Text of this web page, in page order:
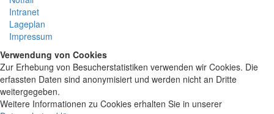
Intranet
Lageplan
Impressum
Verwendung von Cookies
Zur Erhebung von Besucherstatistiken verwenden wir Cookies. Die
erfassten Daten sind anonymisiert und werden nicht an Dritte
weitergegeben.
Weitere Informationen zu Cookies erhalten Sie in unserer